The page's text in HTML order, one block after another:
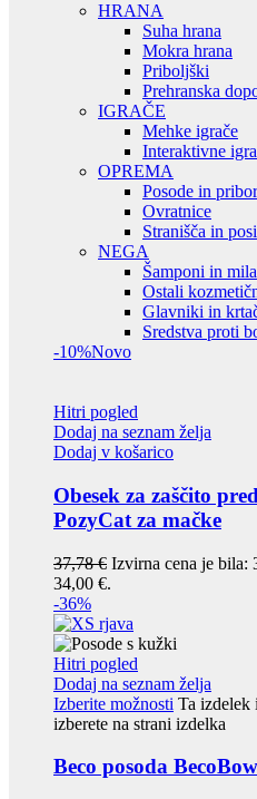
HRANA
Suha hrana
Mokra hrana
Priboljški
Prehranska
IGRAČE
Mehke igrače
Interaktivne
OPREMA
Posode in pribor
Ovratnice
Stranišča in
NEGA
Šamponi in mila
Ostali
Glavniki in
Sredstva proti
-10%Novo
Hitri pogled
Dodaj na seznam želja
Dodaj v košarico
Obesek za zaščito
PozyCat za mačke
37,78€ Izvirna cena je bila:
34,00 €.
-36%
Hitri pogled
Dodaj na seznam želja
Izberite možnosti Ta izdelek
izberete na strani izdelka
Beco posoda